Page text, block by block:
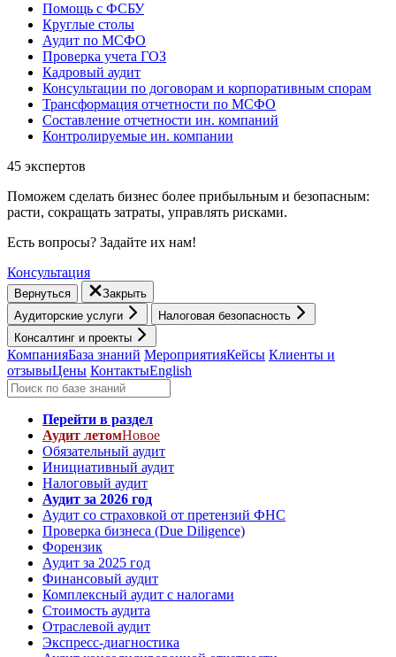
Помощь с ФСБУ
Круглые столы
Аудит по МСФО
Проверка учета ГОЗ
Кадровый аудит
Консультации по договорам и корпоративным спорам
Трансформация отчетности по МСФО
Составление отчетности ин. компаний
Контролируемые ин. компании
45 экспертов
Поможем сделать бизнес более прибыльным и безопасным:
расти, cокращать затраты, управлять рисками.
Есть вопросы? Задайте их нам!
Консультация
Вернуться
Закрыть
Аудиторские услуги
Налоговая безопасность
Консалтинг и проекты
КомпанияБаза знаний МероприятияКейсы Клиенты и
отзывыЦены КонтактыEnglish
Перейти в раздел
Аудит летомНовое
Обязательный аудит
Инициативный аудит
Налоговый аудит
Аудит за 2026 год
Аудит со страховкой от претензий ФНС
Проверка бизнеса (Due Diligence)
Форензик
Аудит за 2025 год
Финансовый аудит
Комплексный аудит с налогами
Стоимость аудита
Отраслевой аудит
Экспресс-диагностика